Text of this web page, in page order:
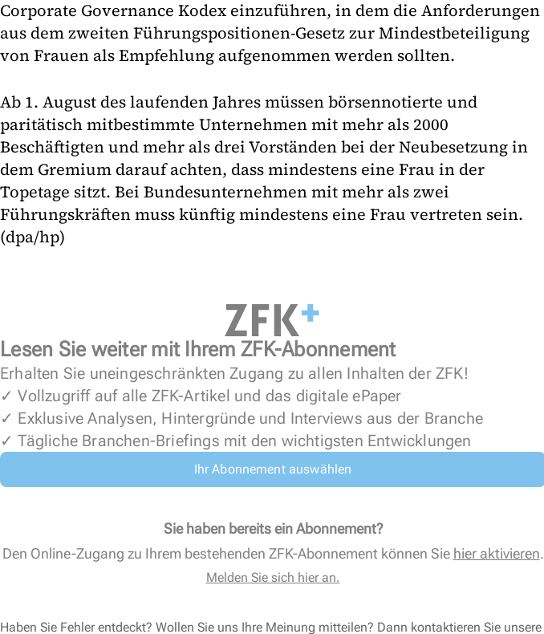
Corporate Governance Kodex einzuführen, in dem die Anforderungen
aus dem zweiten Führungspositionen-Gesetz zur Mindestbeteiligung
von Frauen als Empfehlung aufgenommen werden sollten.
Ab 1. August des laufenden Jahres müssen börsennotierte und
paritätisch mitbestimmte Unternehmen mit mehr als 2000
Beschäftigten und mehr als drei Vorständen bei der Neubesetzung in
dem Gremium darauf achten, dass mindestens eine Frau in der
Topetage sitzt. Bei Bundesunternehmen mit mehr als zwei
Führungskräften muss künftig mindestens eine Frau vertreten sein.
(dpa/hp)
Lesen Sie weiter mit Ihrem ZFK-Abonnement
Erhalten Sie uneingeschränkten Zugang zu allen Inhalten der ZFK!
✓ Vollzugriff auf alle ZFK-Artikel und das digitale ePaper
✓ Exklusive Analysen, Hintergründe und Interviews aus der Branche
✓ Tägliche Branchen-Briefings mit den wichtigsten Entwicklungen
Ihr Abonnement auswählen
Sie haben bereits ein Abonnement?
Den Online-Zugang zu Ihrem bestehenden ZFK-Abonnement können Sie hier aktivieren.
Melden Sie sich hier an.
Haben Sie Fehler entdeckt? Wollen Sie uns Ihre Meinung mitteilen? Dann kontaktieren Sie unsere